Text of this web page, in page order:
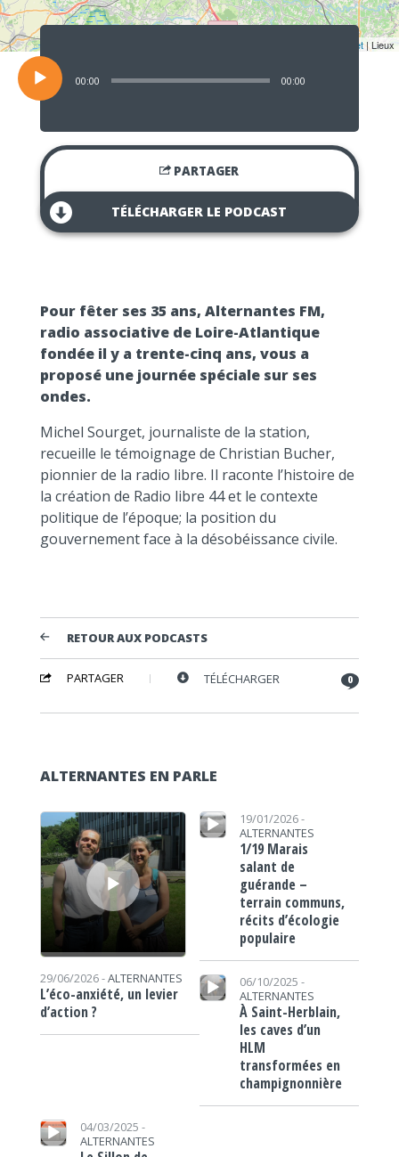
Leaflet| Lieux
Lecteur
audio
00:00 00:00
PARTAGER
TÉLÉCHARGER LE PODCAST
Pour fêter ses 35 ans, Alternantes FM,
radio associative de Loire-Atlantique
fondée il y a trente-cinq ans, vous a
proposé une journée spéciale sur ses
ondes.
Michel Sourget, journaliste de la station,
recueille le témoignage de Christian Bucher,
pionnier de la radio libre. Il raconte l’histoire de
la création de Radio libre 44 et le contexte
politique de l’époque; la position du
gouvernement face à la désobéissance civile.
RETOUR AUX PODCASTS
PARTAGER TÉLÉCHARGER 0
ALTERNANTES EN PARLE
Lecteur audio
29/06/2026 -ALTERNANTES
L’éco-anxiété, un levier
d’action ?
Lecteur audio
19/01/2026 -
ALTERNANTES
1/19 Marais
salant de
guérande –
terrain communs,
récits d’écologie
populaire
Lecteur audio
06/10/2025 -
ALTERNANTES
À Saint-Herblain,
les caves d’un
HLM
transformées en
champignonnière
Lecteur audio
04/03/2025 -
ALTERNANTES